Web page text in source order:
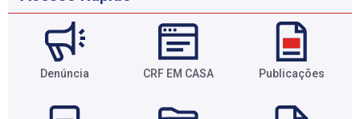
Denúncia CRF EM CASA Publicações